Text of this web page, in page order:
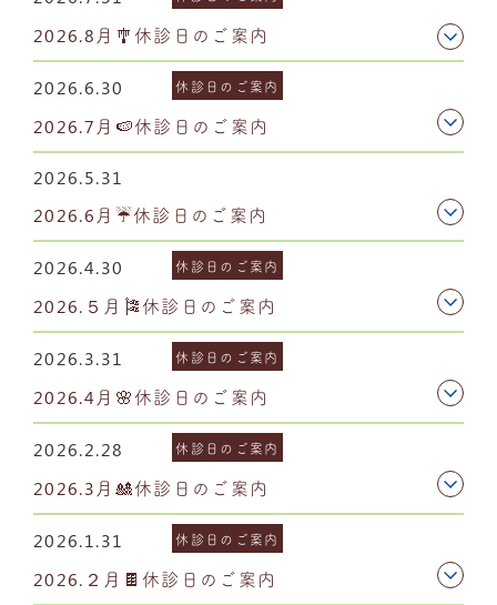
2026.8月🎐休診日のご案内
2026.6.30 休診日のご案内
2026.7月🍉休診日のご案内
2026.5.31
2026.6月☔休診日のご案内
2026.4.30 休診日のご案内
2026.５月🎏休診日のご案内
2026.3.31 休診日のご案内
2026.4月🌸休診日のご案内
2026.2.28 休診日のご案内
2026.3月🎎休診日のご案内
2026.1.31 休診日のご案内
2026.２月🍫休診日のご案内